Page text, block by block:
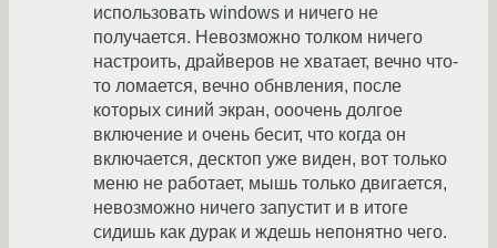
использовать windows и ничего не
получается. Невозможно толком ничего
настроить, драйверов не хватает, вечно что-
то ломается, вечно обнвления, после
которых синий экран, ооочень долгое
включение и очень бесит, что когда он
включается, десктоп уже виден, вот только
меню не работает, мышь только двигается,
невозможно ничего запустит и в итоге
сидишь как дурак и ждешь непонятно чего.